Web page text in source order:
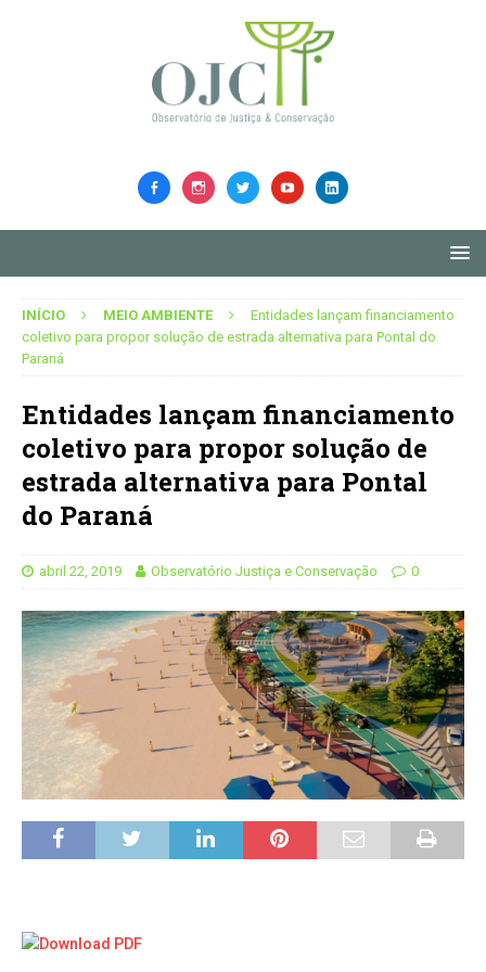
INÍCIO MEIO AMBIENTE
Entidades lançam financiamento
coletivo para propor solução de estrada alternativa para Pontal do
Paraná
Entidades lançam financiamento
coletivo para propor solução de
estrada alternativa para Pontal
do Paraná
abril 22, 2019 Observatório Justiça e Conservação 0